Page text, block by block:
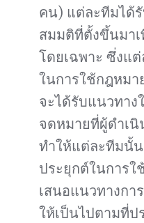
คน) แต่ละทีมได้
สมมติที่ตั้งขึ้นมา
โดยเฉพาะ ซึ่งแ
ในการใช้กฎหมา
จะได้รับแนวทา
จดหมายที่ผู้ดำเ
ทำให้แต่ละทีมนั้น
ประยุกต์ในการใ
เสนอแนวทางกา
ให้เป็นไปตามที่ป